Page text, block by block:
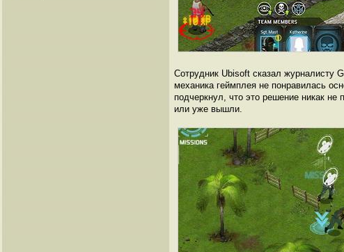
Сотрудник Ubisoft сказал журналисту
механика геймплея не понравилась
подчеркнул, что это решение никак не
или уже вышли.